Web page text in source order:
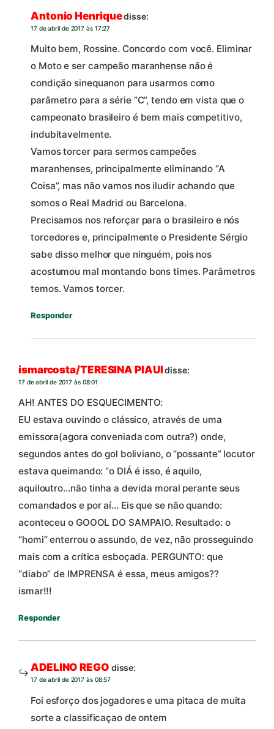
Antonio Henriquedisse:
17 de abril de 2017 às 17:27
Muito bem, Rossine. Concordo com você. Eliminar
o Moto e ser campeão maranhense não é
condição sinequanon para usarmos como
parâmetro para a série “C”, tendo em vista que o
campeonato brasileiro é bem mais competitivo,
indubitavelmente.
Vamos torcer para sermos campeões
maranhenses, principalmente eliminando “A
Coisa”, mas não vamos nos iludir achando que
somos o Real Madrid ou Barcelona.
Precisamos nos reforçar para o brasileiro e nós
torcedores e, principalmente o Presidente Sérgio
sabe disso melhor que ninguém, pois nos
acostumou mal montando bons times. Parâmetros
temos. Vamos torcer.
Responder
ismarcosta/TERESINA PIAUIdisse:
17 de abril de 2017 às 08:01
AH! ANTES DO ESQUECIMENTO:
EU estava ouvindo o clássico, através de uma
emissora(agora conveniada com outra?) onde,
segundos antes do gol boliviano, o “possante” locutor
estava queimando: “o DIÁ é isso, é aquilo,
aquiloutro…não tinha a devida moral perante seus
comandados e por aí… Eis que se não quando:
aconteceu o GOOOL DO SAMPAIO. Resultado: o
“homi” enterrou o assundo, de vez, não prosseguindo
mais com a crítica esboçada. PERGUNTO: que
“diabo” de IMPRENSA é essa, meus amigos??
ismar!!!
Responder
ADELINO REGO disse:
17 de abril de 2017 às 08:57
Foi esforço dos jogadores e uma pitaca de muita
sorte a classificaçao de ontem